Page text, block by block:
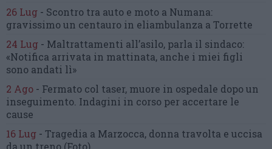
26 Lug - Scontro tra auto e moto a Numana:
gravissimo un centauro in eliambulanza a Torrette
24 Lug - Maltrattamenti all’asilo, parla il sindaco:
«Notifica arrivata in mattinata, anche i miei figli
sono andati lì»
2 Ago - Fermato col taser, muore in ospedale dopo un
inseguimento. Indagini in corso per accertare le
cause
16 Lug - Tragedia a Marzocca, donna travolta e uccisa
da un treno (Foto)